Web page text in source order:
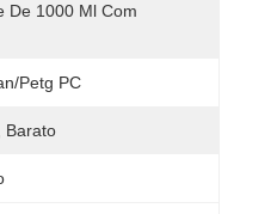
De 1000 Ml Com
Petg PC
Barato